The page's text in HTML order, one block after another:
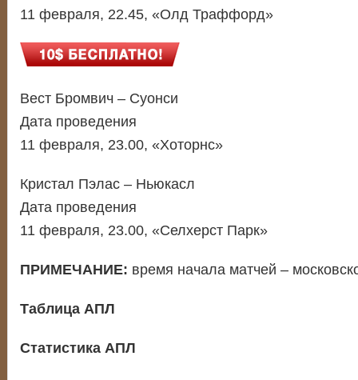
11 февраля, 22.45, «Олд Траффорд»
Вест Бромвич – Суонси
Дата проведения
11 февраля, 23.00, «Хоторнс»
Кристал Пэлас – Ньюкасл
Дата проведения
11 февраля, 23.00, «Селхерст Парк»
ПРИМЕЧАНИЕ: время начала матчей –
Таблица АПЛ
Статистика АПЛ